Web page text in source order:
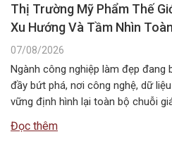
Thị Trường Mỹ Phẩm Thế
Xu Hướng Và Tầm Nhìn
07/08/2026
Ngành công nghiệp làm đẹp
đầy bứt phá, nơi công nghệ, dữ
vững định hình lại toàn bộ chuỗi
quy mô, động…
Đọc thêm